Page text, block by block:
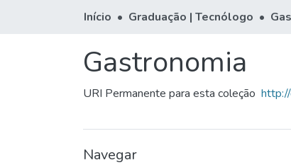
Início Graduação | Tecnólogo
Gastronomia
URI Permanente para esta coleção
Navegar